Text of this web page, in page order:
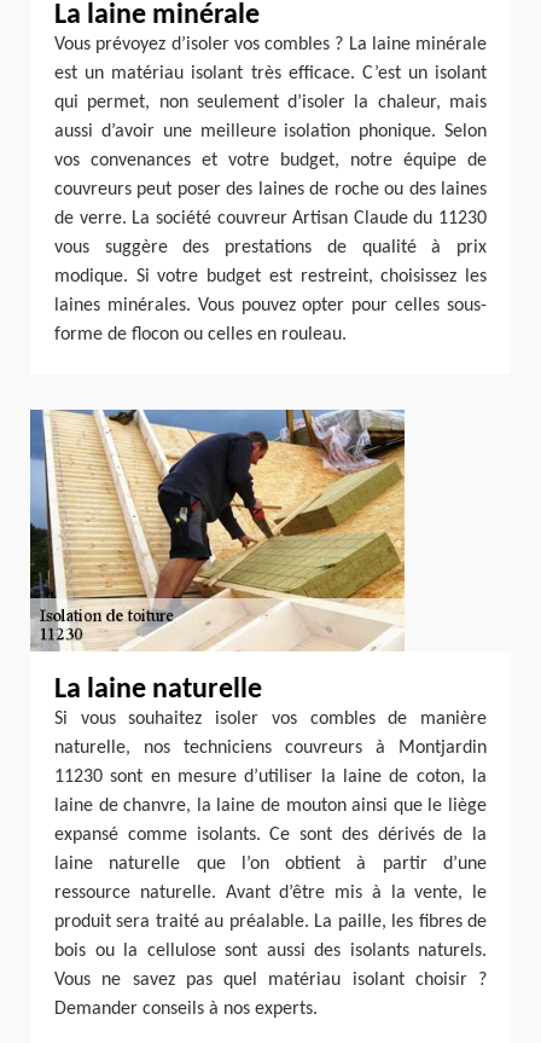
La laine minérale
Vous prévoyez d’isoler vos combles ? La laine minérale
est un matériau isolant très efficace. C’est un isolant
qui permet, non seulement d’isoler la chaleur, mais
aussi d’avoir une meilleure isolation phonique. Selon
vos convenances et votre budget, notre équipe de
couvreurs peut poser des laines de roche ou des laines
de verre. La société couvreur Artisan Claude du 11230
vous suggère des prestations de qualité à prix
modique. Si votre budget est restreint, choisissez les
laines minérales. Vous pouvez opter pour celles sous-
forme de flocon ou celles en rouleau.
La laine naturelle
Si vous souhaitez isoler vos combles de manière
naturelle, nos techniciens couvreurs à Montjardin
11230 sont en mesure d’utiliser la laine de coton, la
laine de chanvre, la laine de mouton ainsi que le liège
expansé comme isolants. Ce sont des dérivés de la
laine naturelle que l’on obtient à partir d’une
ressource naturelle. Avant d’être mis à la vente, le
produit sera traité au préalable. La paille, les fibres de
bois ou la cellulose sont aussi des isolants naturels.
Vous ne savez pas quel matériau isolant choisir ?
Demander conseils à nos experts.